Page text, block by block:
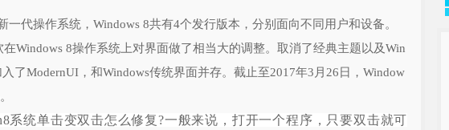
一代操作系统，Windows 8共有4个发行版本，分别面向不同用户和设备。
Windows 8操作系统上对界面做了相当大的调整。取消了经典主题以及Win
了ModernUI，和Windows传统界面并存。截止至2017年3月26日，Window
系统单击变双击怎么修复?一般来说，打开一个程序，只要双击就可